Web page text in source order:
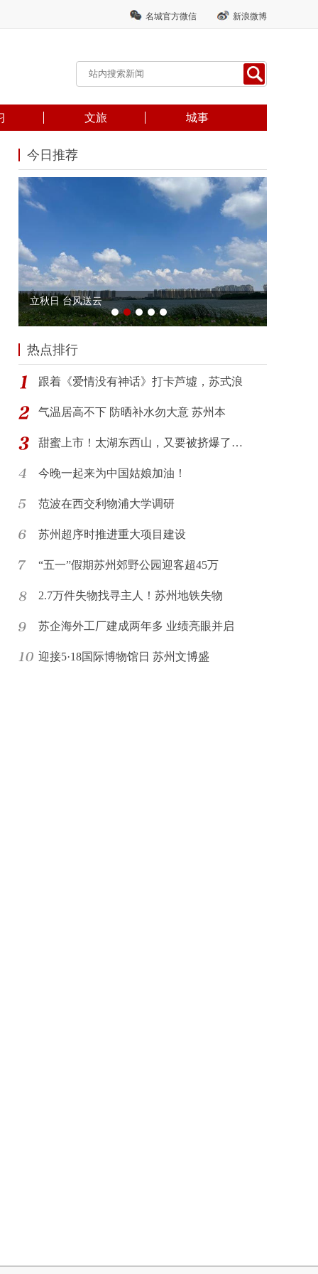
名城官方微信 新浪微博
文旅 城事
今日推荐
热点排行
跟着《爱情没有神话》打卡芦墟，苏式浪
气温居高不下 防晒补水勿大意 苏州本
甜蜜上市！太湖东西山，又要被挤爆了…
今晚一起来为中国姑娘加油！
范波在西交利物浦大学调研
苏州超序时推进重大项目建设
“五一”假期苏州郊野公园迎客超45万
2.7万件失物找寻主人！苏州地铁失物
苏企海外工厂建成两年多 业绩亮眼并启
迎接5·18国际博物馆日 苏州文博盛